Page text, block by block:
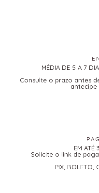
MÉDIA DE 5 A 7
Consulte o prazo antes
antecipe
EM ATÉ
Solicite o link de
PIX, BOLETO,